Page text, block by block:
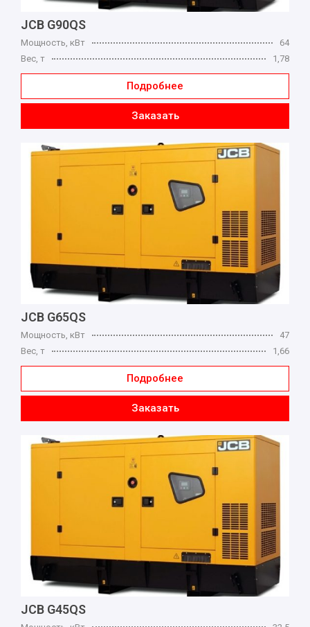
JCB G90QS
Мощность, кВт
64
Вес, т
1,78
Подробнее
Заказать
JCB G65QS
Мощность, кВт
47
Вес, т
1,66
Подробнее
Заказать
JCB G45QS